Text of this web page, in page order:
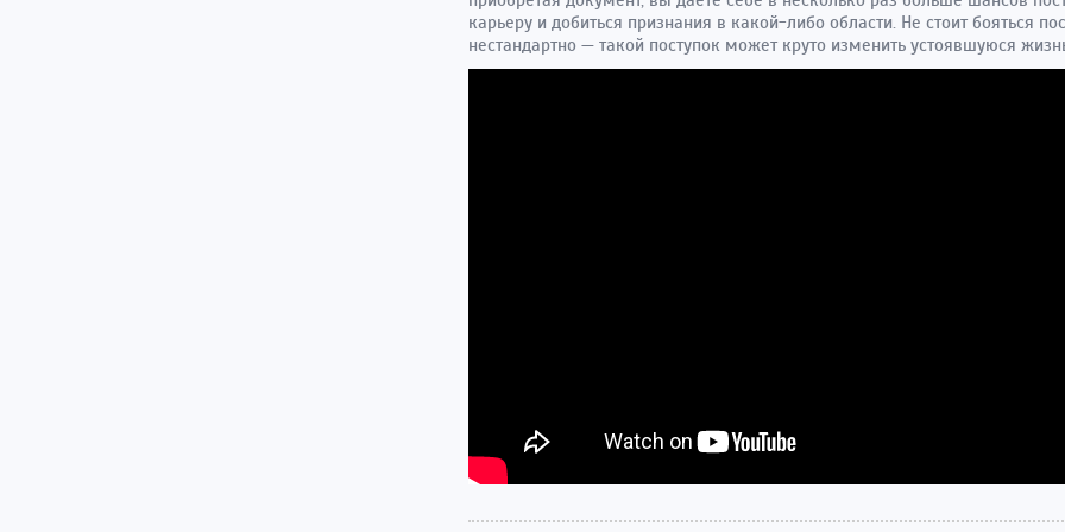
карьеру и добиться признания в какой-либо области. Не стоит бояться
нестандартно — такой поступок может круто изменить устоявшуюся